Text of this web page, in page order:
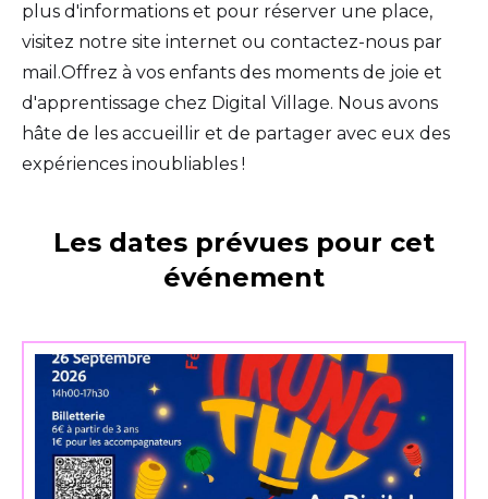
plus d'informations et pour réserver une place,
visitez notre site internet ou contactez-nous par
mail.Offrez à vos enfants des moments de joie et
d'apprentissage chez Digital Village. Nous avons
hâte de les accueillir et de partager avec eux des
expériences inoubliables !
Les dates prévues pour cet
événement